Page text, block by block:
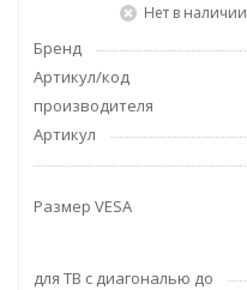
Нет в наличии
Бренд
Артикул/код
производителя
Артикул
Размер VESA
для ТВ с диагональю до